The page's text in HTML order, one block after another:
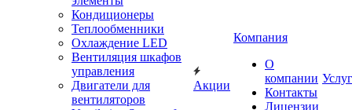
Кондиционеры
Теплообменники
Охлаждение LED
Вентиляция шкафов
управления
Двигатели для
вентиляторов
Акции
Компания
О
компании
Контакты
Лицензии